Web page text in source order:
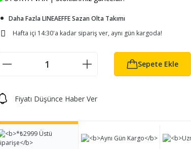
Daha Fazla LINEAEFFE Sazan Olta Takımı
Hafta içi 14:30'a kadar sipariş ver, aynı gün kargoda!
Sepete Ekle
Fiyatı Düşünce Haber Ver